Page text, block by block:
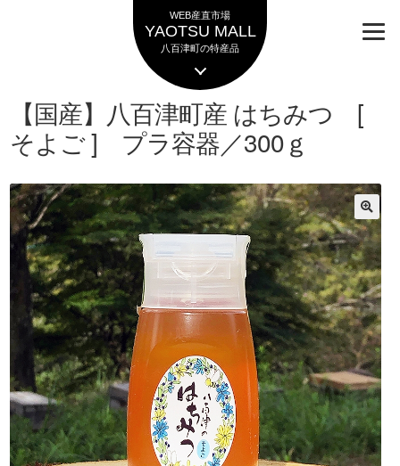
WEB産直市場
YAOTSU MALL
八百津町の特産品
ョ
ン
へ
キ
ッ
プ
へ
ス
キ
プ
【国産】八百津町産 はちみつ [
そよご ] プラ容器／300ｇ